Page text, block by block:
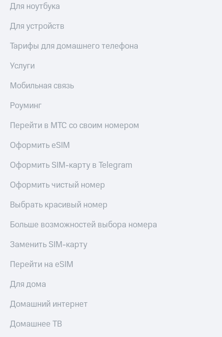
МТС Pay
Оплата
коду
магазин
Смартфоны
колонки
Умные
и
дом
Планшеты
Акции
и
скидки
товары
Для ноутбука
Для устройств
Тарифы для домашнего телефона
Услуги
Мобильная связь
Роуминг
Перейти в МТС со своим номером
Оформить eSIM
Оформить SIM-карту в Telegram
Оформить чистый номер
Выбрать красивый номер
Больше возможностей выбора номера
Заменить SIM-карту
Перейти на eSIM
Для дома
Домашний интернет
Домашнее ТВ